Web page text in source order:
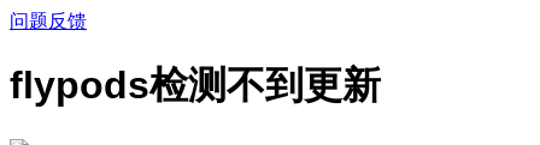
问题反馈
flypods检测不到更新